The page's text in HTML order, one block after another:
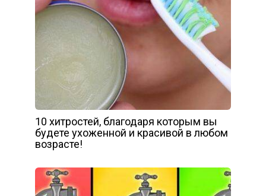
10 хитростей, благодаря которым вы
будете ухоженной и красивой в любом
возрасте!